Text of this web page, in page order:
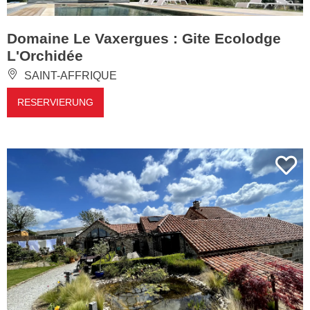
Domaine Le Vaxergues : Gite Ecolodge
L'Orchidée
SAINT-AFFRIQUE
RESERVIERUNG